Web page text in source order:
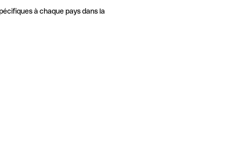
à chaque pays dans la